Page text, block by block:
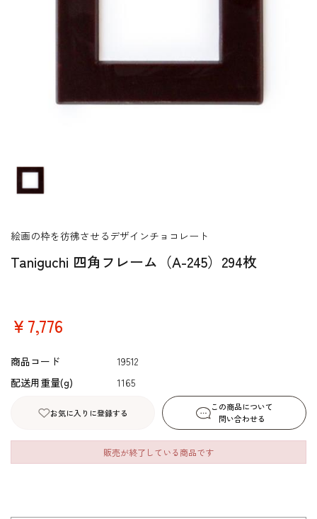
Taniguchi 四角フレーム（A-245）294枚
絵画の枠を彷彿させるデザインチョコレート
￥7,776
商品コード
19512
配送用重量(g)
1165
お気に入りに登録する
この商品について
問い合わせる
販売が終了している商品です